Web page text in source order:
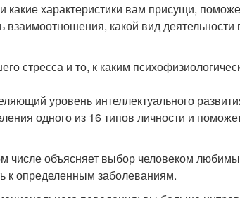
характеристики вам присущи,
какой вид
стресса и то, к каким
уровень интеллектуального
одного из 16 типов личности и
числе объясняет выбор человеком
к определенным заболеваниям.